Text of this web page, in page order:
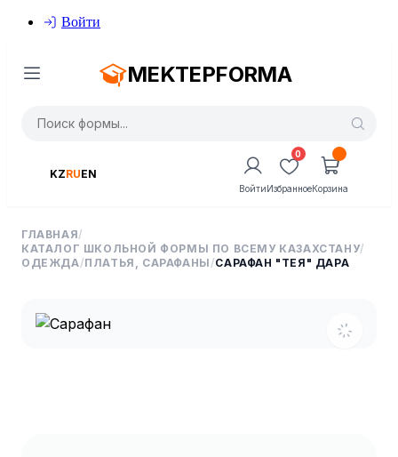
Войти
MEKTEPFORMA
KZRUEN
Войти
0
ИзбранноеКорзина
ГЛАВНАЯ/
КАТАЛОГ ШКОЛЬНОЙ ФОРМЫ ПО ВСЕМУ КАЗАХСТАНУ/
ОДЕЖДА/ПЛАТЬЯ, САРАФАНЫ /САРАФАН "ТЕЯ" ДАРА